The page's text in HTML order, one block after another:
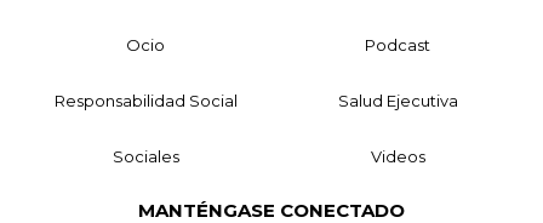
Ocio Podcast
Responsabilidad Social Salud Ejecutiva
Sociales Videos
MANTÉNGASE CONECTADO